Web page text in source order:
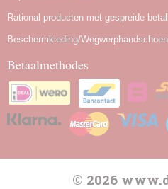
Rational producten met gespreide
Beschermkleding/
Betaalmethodes
© 2026